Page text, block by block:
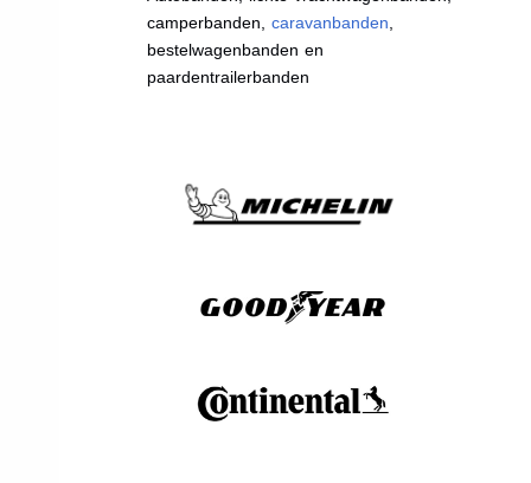
camperbanden, caravanbanden,
bestelwagenbanden en
paardentrailerbanden